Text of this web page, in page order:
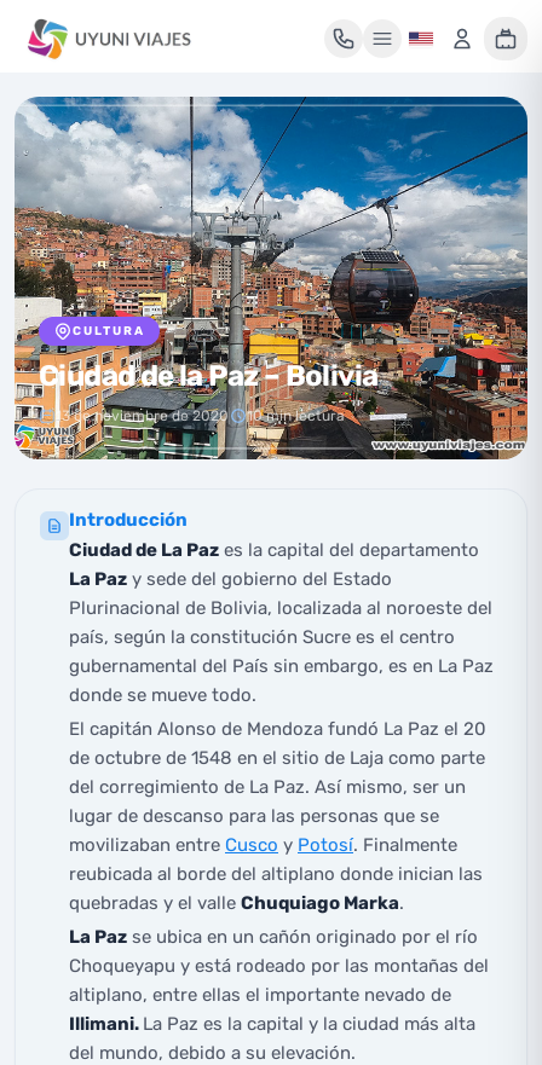
Mi maleta de viaje
Tu maleta está vacía
Encuentra un tour y pulsa «Reservar» para añadirlo aquí.
CULTURA
Ciudad de la Paz – Bolivia
13 de noviembre de 2020 10 min lectura
Introducción
Ciudad de La Paz es la capital del departamento
La Paz y sede del gobierno del Estado
Plurinacional de Bolivia, localizada al noroeste del
país, según la constitución Sucre es el centro
gubernamental del País sin embargo, es en La Paz
donde se mueve todo.
El capitán Alonso de Mendoza fundó La Paz el 20
de octubre de 1548 en el sitio de Laja como parte
del corregimiento de La Paz. Así mismo, ser un
lugar de descanso para las personas que se
movilizaban entre Cusco y Potosí. Finalmente
reubicada al borde del altiplano donde inician las
quebradas y el valle Chuquiago Marka.
La Paz se ubica en un cañón originado por el río
Choqueyapu y está rodeado por las montañas del
altiplano, entre ellas el importante nevado de
Illimani. La Paz es la capital y la ciudad más alta
del mundo, debido a su elevación.